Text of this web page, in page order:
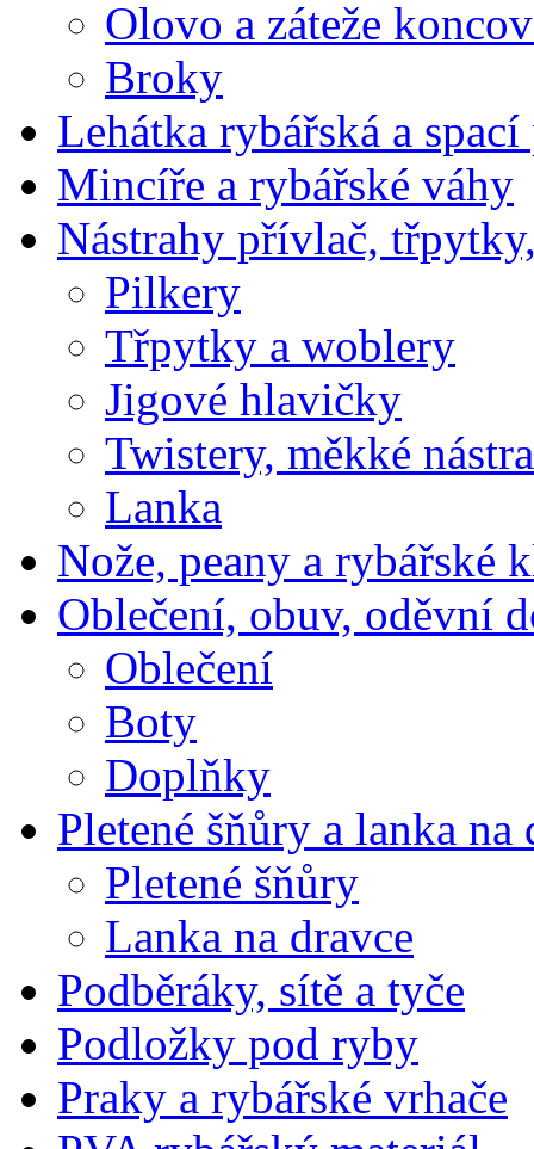
Olovo a záteže
Broky
Lehátka rybářská a
Mincíře a rybářské váhy
Nástrahy přívlač,
Pilkery
Třpytky a woblery
Jigové hlavičky
Twistery, měkké
Lanka
Nože, peany a rybářské
Oblečení, obuv, oděvní
Oblečení
Boty
Doplňky
Pletené šňůry a lanka na
Pletené šňůry
Lanka na dravce
Podběráky, sítě a tyče
Podložky pod ryby
Praky a rybářské vrhače